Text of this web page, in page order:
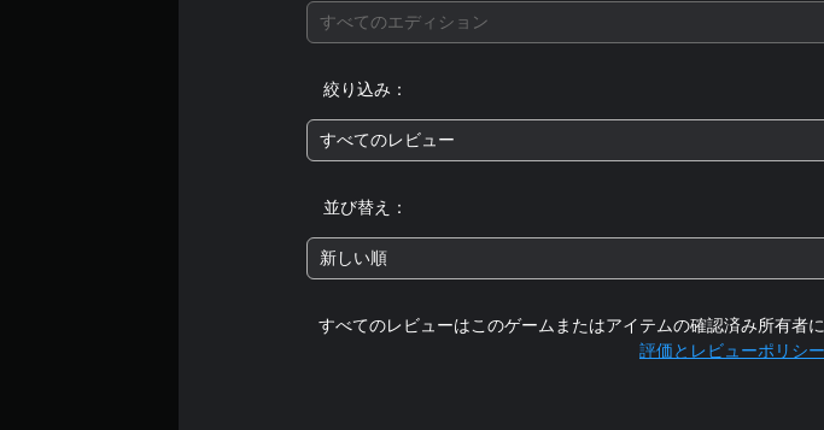
すべてのエディション
絞り込み：
すべてのレビュー
並び替え：
新しい順
すべてのレビューはこのゲームまたはアイテムの確認済み所有者
評価とレビューポリシー